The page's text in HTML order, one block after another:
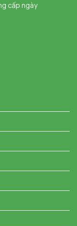
cấp ngày